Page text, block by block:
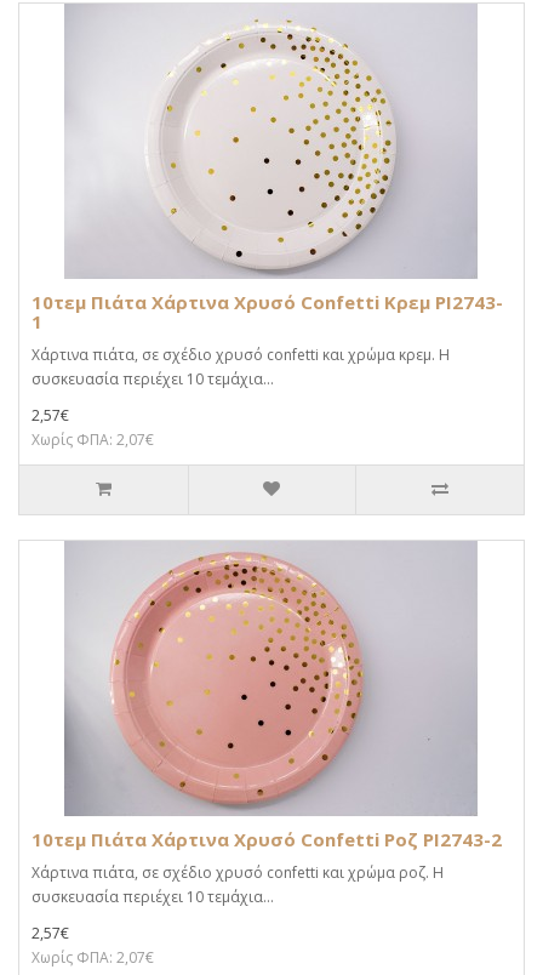
10τεμ Πιάτα Χάρτινα Χρυσό Confetti Κρεμ PI2743-
1
Χάρτινα πιάτα, σε σχέδιο χρυσό confetti και χρώμα κρεμ. Η
συσκευασία περιέχει 10 τεμάχια...
2,57€
Χωρίς ΦΠΑ: 2,07€
10τεμ Πιάτα Χάρτινα Χρυσό Confetti Ροζ PI2743-2
Χάρτινα πιάτα, σε σχέδιο χρυσό confetti και χρώμα ροζ. Η
συσκευασία περιέχει 10 τεμάχια...
2,57€
Χωρίς ΦΠΑ: 2,07€